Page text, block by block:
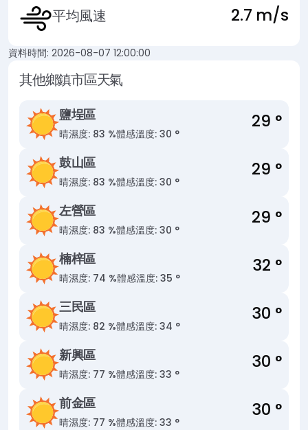
平均風速 2.7 m/s
資料時間: 2026-08-07 12:00:00
其他鄉鎮市區天氣
鹽埕區
晴濕度: 83 %體感溫度: 30 °
29 °
鼓山區
晴濕度: 83 %體感溫度: 30 °
29 °
左營區
晴濕度: 83 %體感溫度: 30 °
29 °
楠梓區
晴濕度: 74 %體感溫度: 35 °
32 °
三民區
晴濕度: 82 %體感溫度: 34 °
30 °
新興區
晴濕度: 77 %體感溫度: 33 °
30 °
前金區
晴濕度: 77 %體感溫度: 33 °
30 °